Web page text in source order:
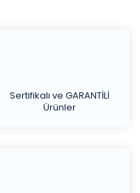
Sertifikalı ve GARANTİLİ
Ürünler